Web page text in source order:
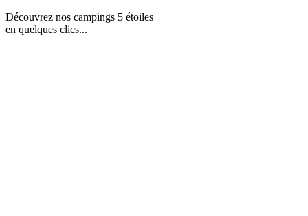
Découvrez nos campings 5 étoiles
en quelques clics...